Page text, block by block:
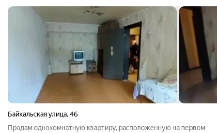
Байкальская улица,46
Продам однокомнатную квартиру, расположенную на первом